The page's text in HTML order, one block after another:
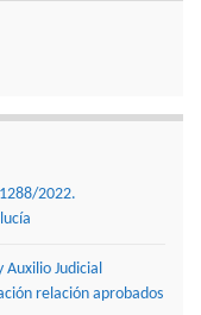
2022.
Judicial
relación aprobados